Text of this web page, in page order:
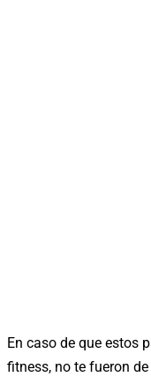
En caso de que estos
fitness, no te fueron